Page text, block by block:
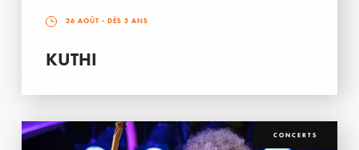
26 AOÛT - DÈS 3 ANS
KUTHI
CONCERTS